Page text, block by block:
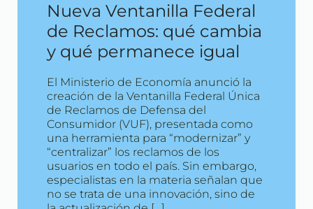
Nueva Ventanilla Federal
de Reclamos: qué cambia
y qué permanece igual
El Ministerio de Economía anunció la
creación de la Ventanilla Federal Única
de Reclamos de Defensa del
Consumidor (VUF), presentada como
una herramienta para “modernizar” y
“centralizar” los reclamos de los
usuarios en todo el país. Sin embargo,
especialistas en la materia señalan que
no se trata de una innovación, sino de